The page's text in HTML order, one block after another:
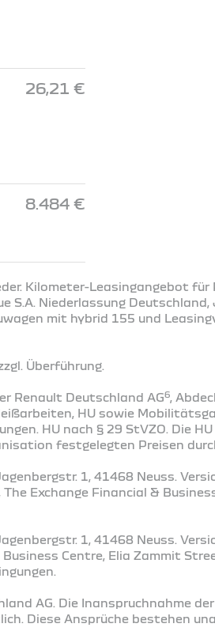
26,21 €
8.484 €
Kilometer-Leasingangebot
S.A. Niederlassung Deutschland,
mit hybrid 155 und
Überführung​.
Renault Deutschland AG6
,
HU sowie
HU nach § 29 StVZO. Die
festgelegten Preisen
1, 41468 Neuss.
Exchange Financial &
1, 41468 Neuss.
Centre, Elia Zammit
AG. Die Inanspruchnahme
Diese Ansprüche bestehen